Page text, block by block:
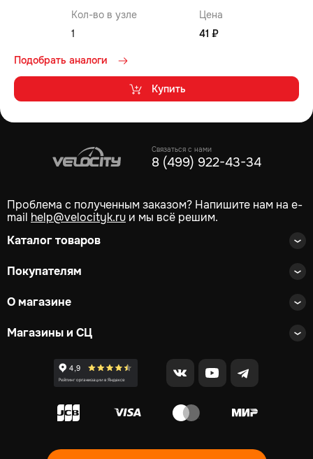
Кол-во в узле
Цена
1
41 ₽
Купить
Подобрать аналоги
Связаться с нами
8 (499) 922-43-34
Проблема с полученным заказом? Напишите нам на e-
mail help@velocityk.ru и мы всё решим.
Каталог товаров
Покупателям
О магазине
Магазины и СЦ